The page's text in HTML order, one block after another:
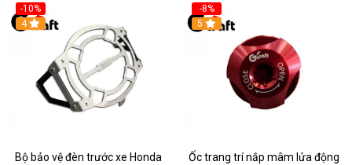
-10%
4
Bộ bảo vệ đèn trước xe Honda
-8%
5
Ốc trang trí nắp mâm lửa động